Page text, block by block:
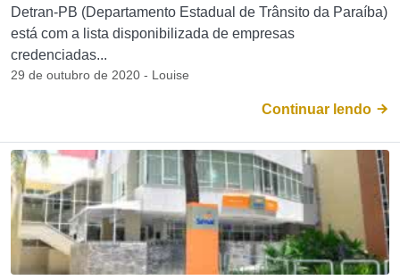
Detran-PB (Departamento Estadual de Trânsito da Paraíba)
está com a lista disponibilizada de empresas
credenciadas...
29 de outubro de 2020 - Louise
Continuar lendo